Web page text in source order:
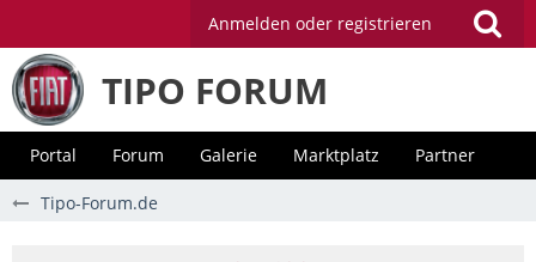
Anmelden oder registrieren
TIPO FORUM
Portal Forum Galerie Marktplatz Partner
Tipo-Forum.de